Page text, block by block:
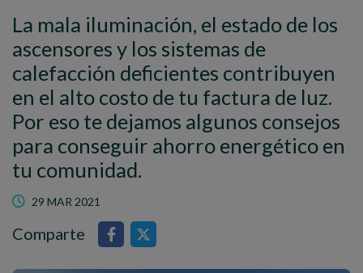
La mala iluminación, el estado de los
ascensores y los sistemas de
calefacción deficientes contribuyen
en el alto costo de tu factura de luz.
Por eso te dejamos algunos consejos
para conseguir ahorro energético en
tu comunidad.
29 MAR 2021
Comparte